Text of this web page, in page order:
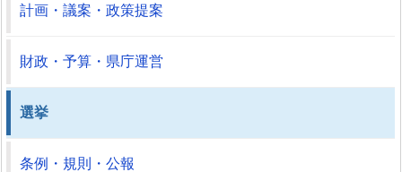
計画・議案・政策提案
財政・予算・県庁運営
選挙
条例・規則・公報